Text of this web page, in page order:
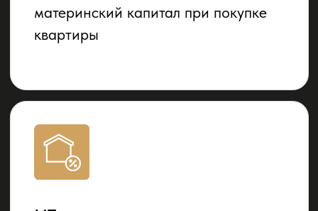
Любая информация, представленная на данном
сайте, носит исключительно информационный
характер и ни при каких условиях не является
публичной офертой, определяемой положениями
статьи 437 ГК РФ
Политика конфиденциальности
+7(800) 511-56-31